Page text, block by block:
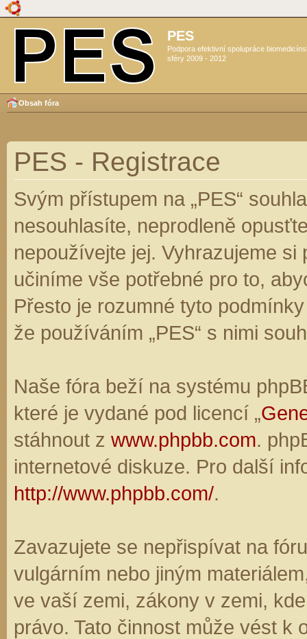
PES
Podpora efektivní spolupráce
sféry 2009 - 2012
Obsah fóra
PES - Registrace
Svým přístupem na „PES“
nesouhlasíte, neprodleně
nepoužívejte jej. Vyhrazujeme
učiníme vše potřebné pro to,
Přesto je rozumné tyto
že používáním „PES“ s nimi
Naše fóra beží na systému
které je vydané pod licencí „
stáhnout z www.phpbb.com.
internetové diskuze. Pro další
http://www.phpbb.com/.
Zavazujete se nepřispívat na
vulgárním nebo jiným
ve vaší zemi, zákony v zemi,
právo. Tato činnost může vést k